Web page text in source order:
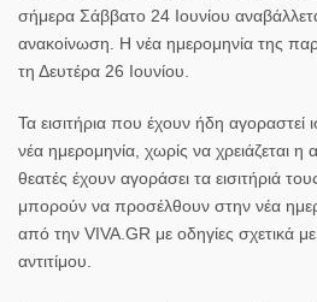
σήμερα Σάββατο 24 Ιουνίου
ανακοίνωση. Η νέα ημερομηνία της
τη Δευτέρα 26 Ιουνίου.
Τα εισιτήρια που έχουν ήδη αγοραστεί
νέα ημερομηνία, χωρίς να χρειάζεται
θεατές έχουν αγοράσει τα εισιτήριά
μπορούν να προσέλθουν στην νέα
από την VIVA.GR με οδηγίες σχετικά
αντιτίμου.